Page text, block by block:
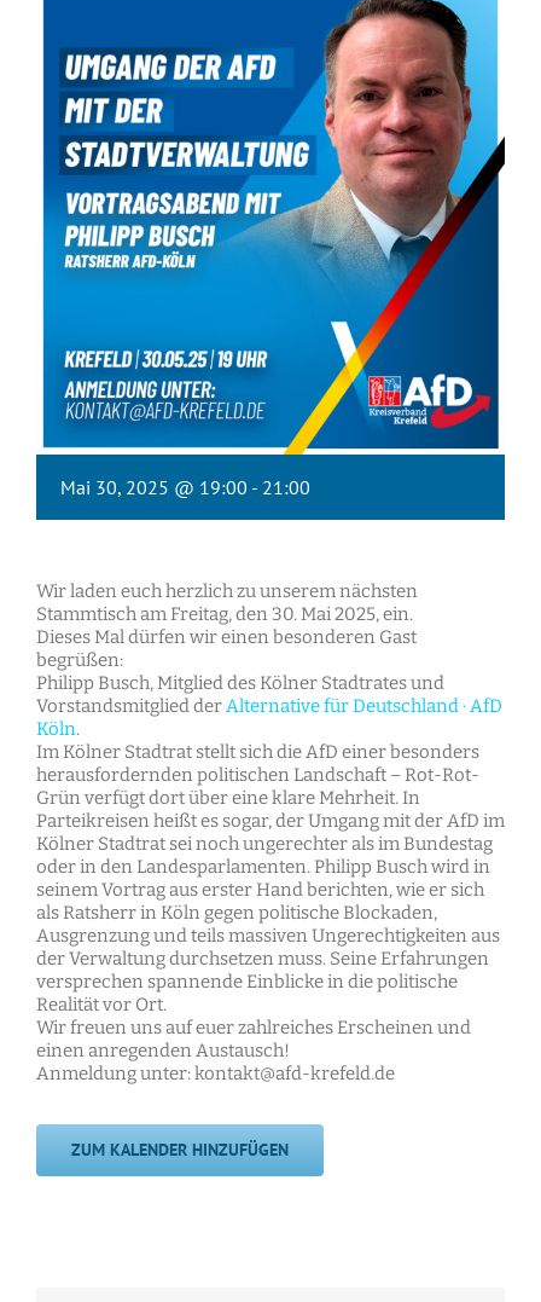
Mai 30, 2025 @ 19:00 - 21:00
Wir laden euch herzlich zu unserem nächsten
Stammtisch am Freitag, den 30. Mai 2025, ein.
Dieses Mal dürfen wir einen besonderen Gast
begrüßen:
Philipp Busch, Mitglied des Kölner Stadtrates und
Vorstandsmitglied derAlternative für Deutschland · AfD
Köln.
Im Kölner Stadtrat stellt sich die AfD einer besonders
herausfordernden politischen Landschaft – Rot-Rot-
Grün verfügt dort über eine klare Mehrheit. In
Parteikreisen heißt es sogar, der Umgang mit der AfD im
Kölner Stadtrat sei noch ungerechter als im Bundestag
oder in den Landesparlamenten. Philipp Busch wird in
seinem Vortrag aus erster Hand berichten, wie er sich
als Ratsherr in Köln gegen politische Blockaden,
Ausgrenzung und teils massiven Ungerechtigkeiten aus
der Verwaltung durchsetzen muss. Seine Erfahrungen
versprechen spannende Einblicke in die politische
Realität vor Ort.
Wir freuen uns auf euer zahlreiches Erscheinen und
einen anregenden Austausch!
Anmeldung unter: kontakt@afd-krefeld.de
ZUM KALENDER HINZUFÜGEN